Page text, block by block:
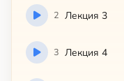
2 Лекция 3
3 Лекция 4